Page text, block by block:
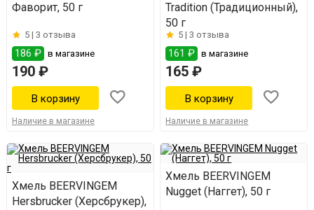
Фаворит, 50 г
5 | 3 отзыва
186 ₽ в магазине
190 ₽
Наличие в магазине
Tradition (Традиционный),
50 г
5 |3 отзыва
161 ₽ в магазине
165 ₽
Наличие в магазине
Хмель BEERVINGEM
Hersbrucker (Херсбрукер),
Хмель BEERVINGEM
Nugget (Наггет), 50 г